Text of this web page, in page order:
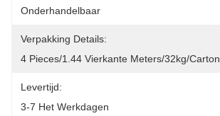
Onderhandelbaar
Verpakking Details:
4 Pieces/1.44 Vierkante Meters/32kg/carton
Levertijd:
3-7 Het Werkdagen